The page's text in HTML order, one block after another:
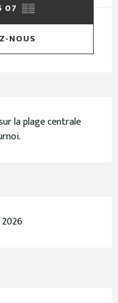
07 ▒▒
NOUS
la plage centrale